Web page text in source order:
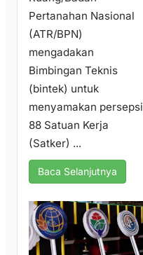
Pertanahan Nasional
(ATR/BPN)
mengadakan
Bimbingan Teknis
(bintek) untuk
menyamakan persepsi
88 Satuan Kerja
(Satker) ...
Baca Selanjutnya